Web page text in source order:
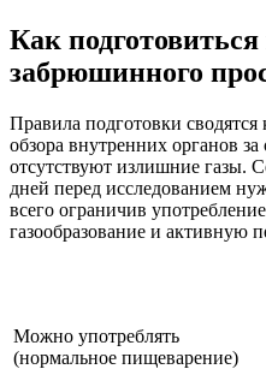
Как
забрюшинного
Правила подготовки
обзора внутренних органов
отсутствуют излишние газы.
дней перед исследованием
всего ограничив
газообразование и активную
Можно употреблять
(нормальное пищеварение)